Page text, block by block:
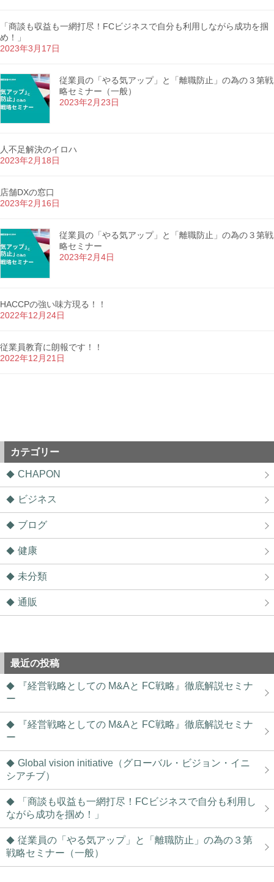
「商談も収益も一網打尽！FCビジネスで自分も利用しながら成功を掴
め！」
2023年3月17日
従業員の「やる気アップ」と「離職防止」の為の３第戦
略セミナー（一般）
2023年2月23日
人不足解決のイロハ
2023年2月18日
店舗DXの窓口
2023年2月16日
従業員の「やる気アップ」と「離職防止」の為の３第戦
略セミナー
2023年2月4日
HACCPの強い味方現る！！
2022年12月24日
従業員教育に朗報です！！
2022年12月21日
カテゴリー
CHAPON
ビジネス
ブログ
健康
未分類
通販
最近の投稿
『経営戦略としての M&Aと FC戦略』徹底解説セミナ
ー
『経営戦略としての M&Aと FC戦略』徹底解説セミナ
ー
Global vision initiative（グローバル・ビジョン・イニ
シアチブ）
「商談も収益も一網打尽！FCビジネスで自分も利用し
ながら成功を掴め！」
従業員の「やる気アップ」と「離職防止」の為の３第
戦略セミナー（一般）